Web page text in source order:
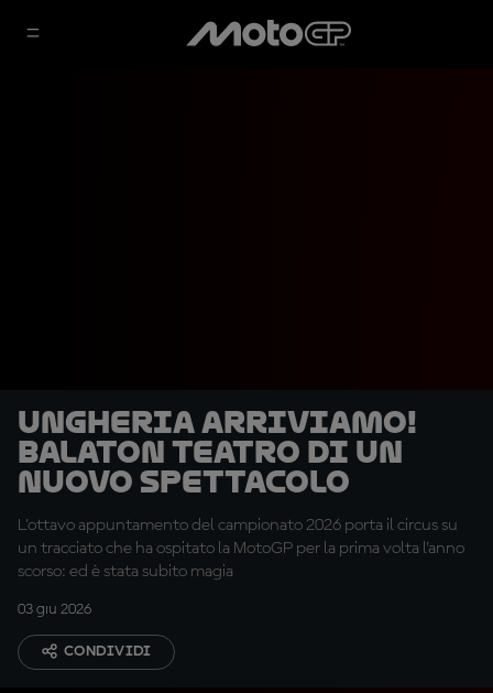
Ungheria arriviamo!
Balaton teatro di un
nuovo spettacolo
L'ottavo appuntamento del campionato 2026 porta il circus su
un tracciato che ha ospitato la MotoGP per la prima volta l'anno
scorso: ed è stata subito magia
03 giu 2026
CONDIVIDI